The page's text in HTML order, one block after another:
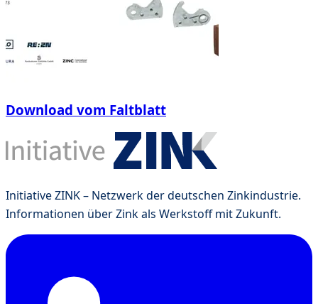
Download vom Faltblatt
Initiative ZINK – Netzwerk der deutschen Zinkindustrie.
Informationen über Zink als Werkstoff mit Zukunft.